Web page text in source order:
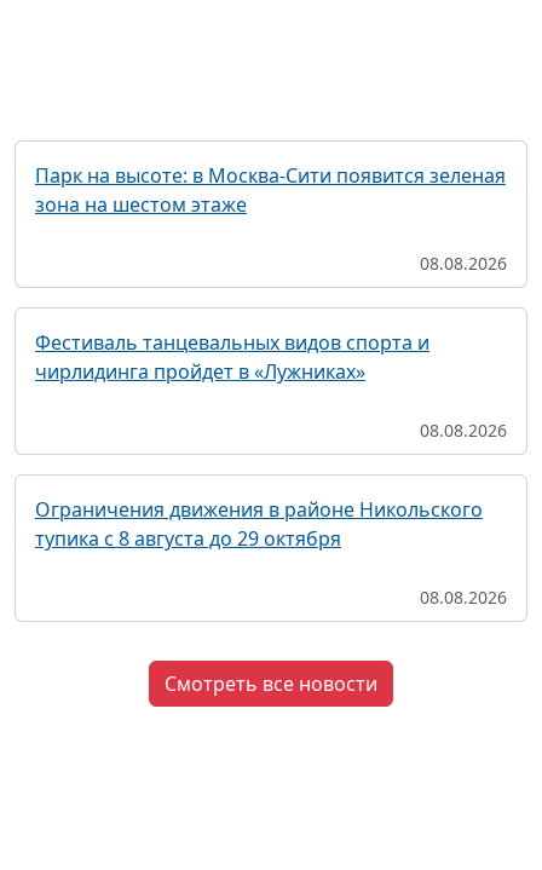
Парк на высоте: в Москва-Сити появится зеленая
зона на шестом этаже
08.08.2026
Фестиваль танцевальных видов спорта и
чирлидинга пройдет в «Лужниках»
08.08.2026
Ограничения движения в районе Никольского
тупика с 8 августа до 29 октября
08.08.2026
Смотреть все новости